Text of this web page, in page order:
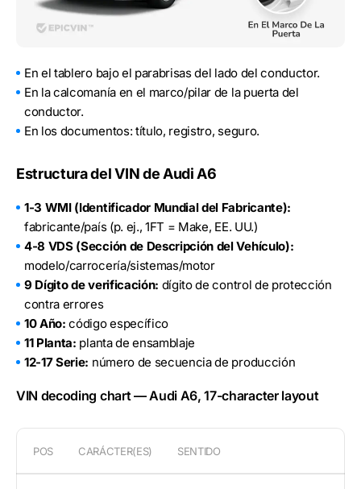
En el tablero bajo el parabrisas del lado del conductor.
En la calcomanía en el marco/pilar de la puerta del
conductor.
En los documentos: título, registro, seguro.
Estructura del VIN de Audi A6
1-3 WMI (Identificador Mundial del Fabricante):
fabricante/país (p. ej., 1FT = Make, EE. UU.)
4-8 VDS (Sección de Descripción del Vehículo):
modelo/carrocería/sistemas/motor
9 Dígito de verificación: dígito de control de protección
contra errores
10 Año: código específico
11 Planta: planta de ensamblaje
12-17 Serie: número de secuencia de producción
VIN decoding chart — Audi A6, 17-character layout
POS CARÁCTER(ES) SENTIDO